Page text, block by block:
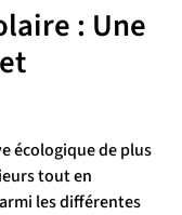
: Une
écologique de plus
tout en
les différentes